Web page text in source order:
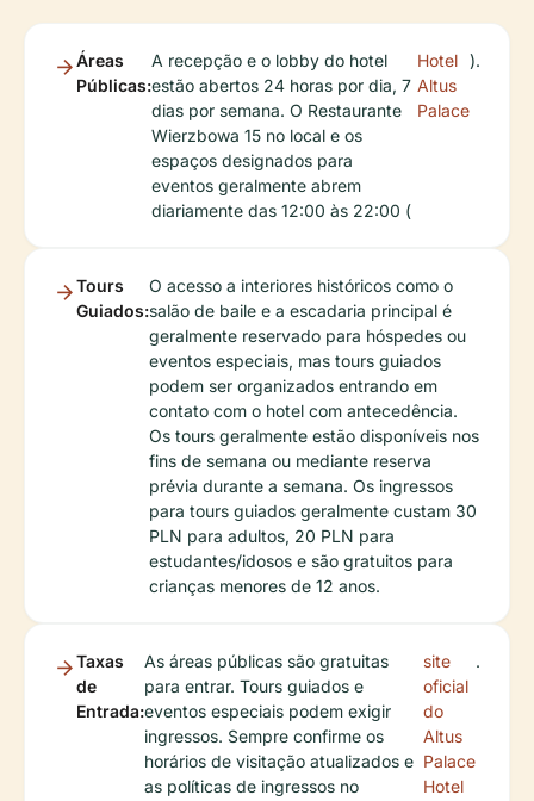
Áreas
Públicas:
A recepção e o lobby do hotel
estão abertos 24 horas por dia, 7
dias por semana. O Restaurante
Wierzbowa 15 no local e os
espaços designados para
eventos geralmente abrem
diariamente das 12:00 às 22:00 (
Hotel
Altus
Palace
).
Tours
Guiados:
O acesso a interiores históricos como o
salão de baile e a escadaria principal é
geralmente reservado para hóspedes ou
eventos especiais, mas tours guiados
podem ser organizados entrando em
contato com o hotel com antecedência.
Os tours geralmente estão disponíveis nos
fins de semana ou mediante reserva
prévia durante a semana. Os ingressos
para tours guiados geralmente custam 30
PLN para adultos, 20 PLN para
estudantes/idosos e são gratuitos para
crianças menores de 12 anos.
Taxas
de
Entrada:
As áreas públicas são gratuitas
para entrar. Tours guiados e
eventos especiais podem exigir
ingressos. Sempre confirme os
horários de visitação atualizados e
as políticas de ingressos no
site
oficial
do
Altus
Palace
Hotel
.